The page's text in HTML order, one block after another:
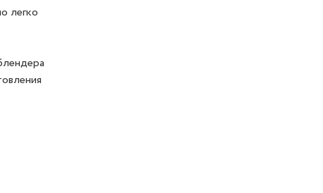
легко